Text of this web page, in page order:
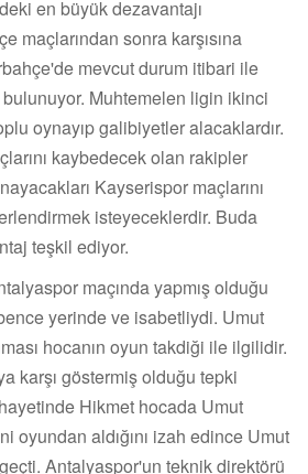
en büyük dezavantajı
maçlarından sonra karşısına
mevcut durum itibari ile
Muhtemelen ligin ikinci
oynayıp galibiyetler alacaklardır.
kaybedecek olan rakipler
Kayserispor maçlarını
isteyeceklerdir. Buda
teşkil ediyor.
maçında yapmış olduğu
yerinde ve isabetliydi. Umut
hocanın oyun takdiği ile ilgilidir.
karşı göstermiş olduğu tepki
Hikmet hocada Umut
oyundan aldığını izah edince Umut
Antalyaspor'un teknik direktörü